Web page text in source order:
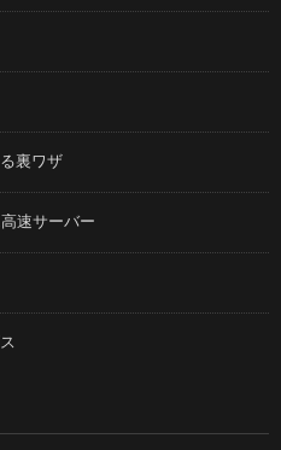
裏ワザ
速サーバー